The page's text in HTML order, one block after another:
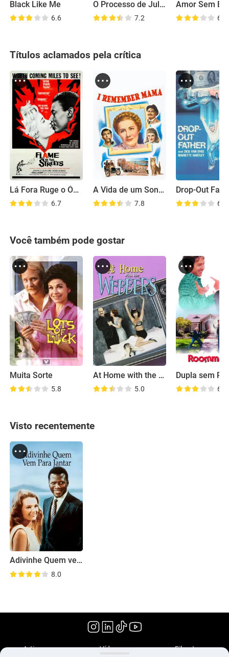
Black Like Me
6.6
O Processo de Julie Richards
7.2 6.9
Títulos aclamados pela crítica
Lá Fora Ruge o Ódio
6.7
A Vida de um Sonho
7.8
Drop-Out
6.2
Você também pode gostar
Muita Sorte
5.8
At Home with the Webbers
5.0
Dupla sem
6.4
Visto recentemente
Adivinhe Quem vem para Jantar
8.0
Artigos Vídeos Filmoteca